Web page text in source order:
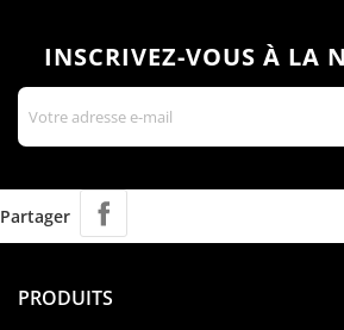
INSCRIVEZ-VOUS À LA
Partager
PRODUITS